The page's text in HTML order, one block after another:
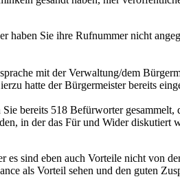
Sie ihre Rufnummer nicht
mit der Verwaltung/dem
hatte der Bürgermeister bereits
bereits 518 Befürworter
in der das Für und Wider
sind eben auch Vorteile nicht von
als Vorteil sehen und den guten